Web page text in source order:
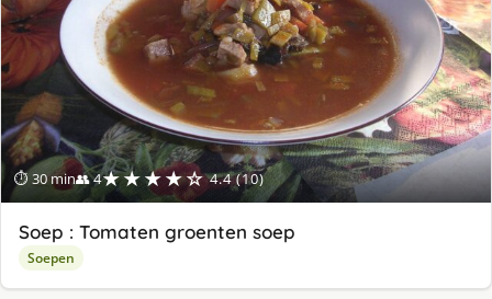
⏱ 30 min👥 4★★★★☆ 4.4 (10)
Soep : Tomaten groenten soep
Soepen